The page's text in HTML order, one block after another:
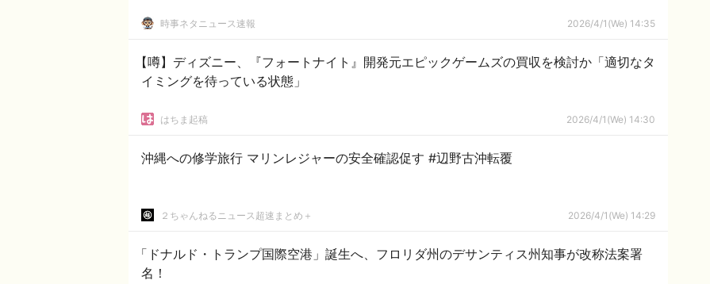
時事ネタニュース速報 2026/4/1(We) 14:35
【噂】ディズニー、『フォートナイト』開発元エピックゲームズの買収を検討か「適切なタ
イミングを待っている状態」
はちま起稿 2026/4/1(We) 14:30
沖縄への修学旅行 マリンレジャーの安全確認促す #辺野古沖転覆
２ちゃんねるニュース超速まとめ＋ 2026/4/1(We) 14:29
「ドナルド・トランプ国際空港」誕生へ、フロリダ州のデサンティス州知事が改称法案署
名！